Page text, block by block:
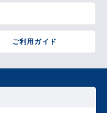
ご利用ガイド
ジト
へ